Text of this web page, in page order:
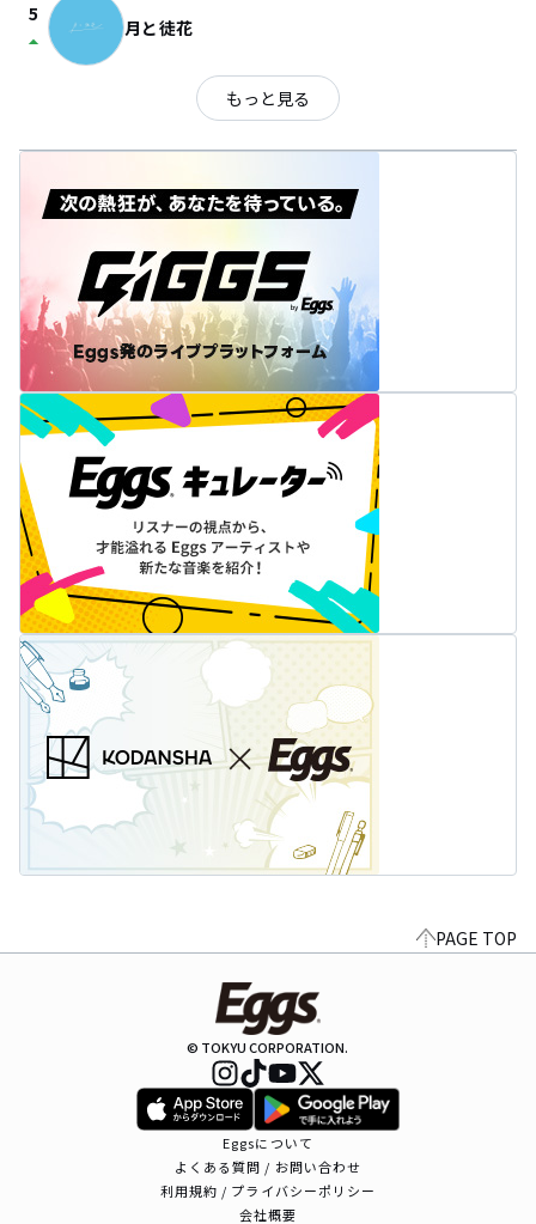
5
arrow_drop_up 月と徒花
もっと見る
PAGE TOP
© TOKYU CORPORATION.
Eggsについて
よくある質問 / お問い合わせ
利用規約 / プライバシーポリシー
会社概要